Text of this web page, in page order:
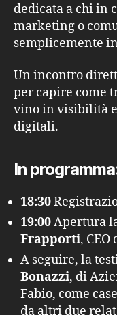
dedicata a chi in
marketing o
semplicemente
Un incontro
per capire come
vino in visibilità
digitali.
In
18:30
19:00Apertura
Frapporti, CEO
A seguire, la
Bonazzi, di
Fabio, come
da altri due